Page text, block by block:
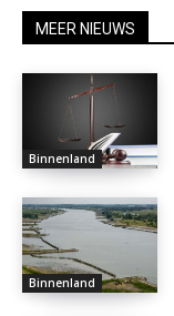
MEER NIEUWS
Binnenland
Binnenland